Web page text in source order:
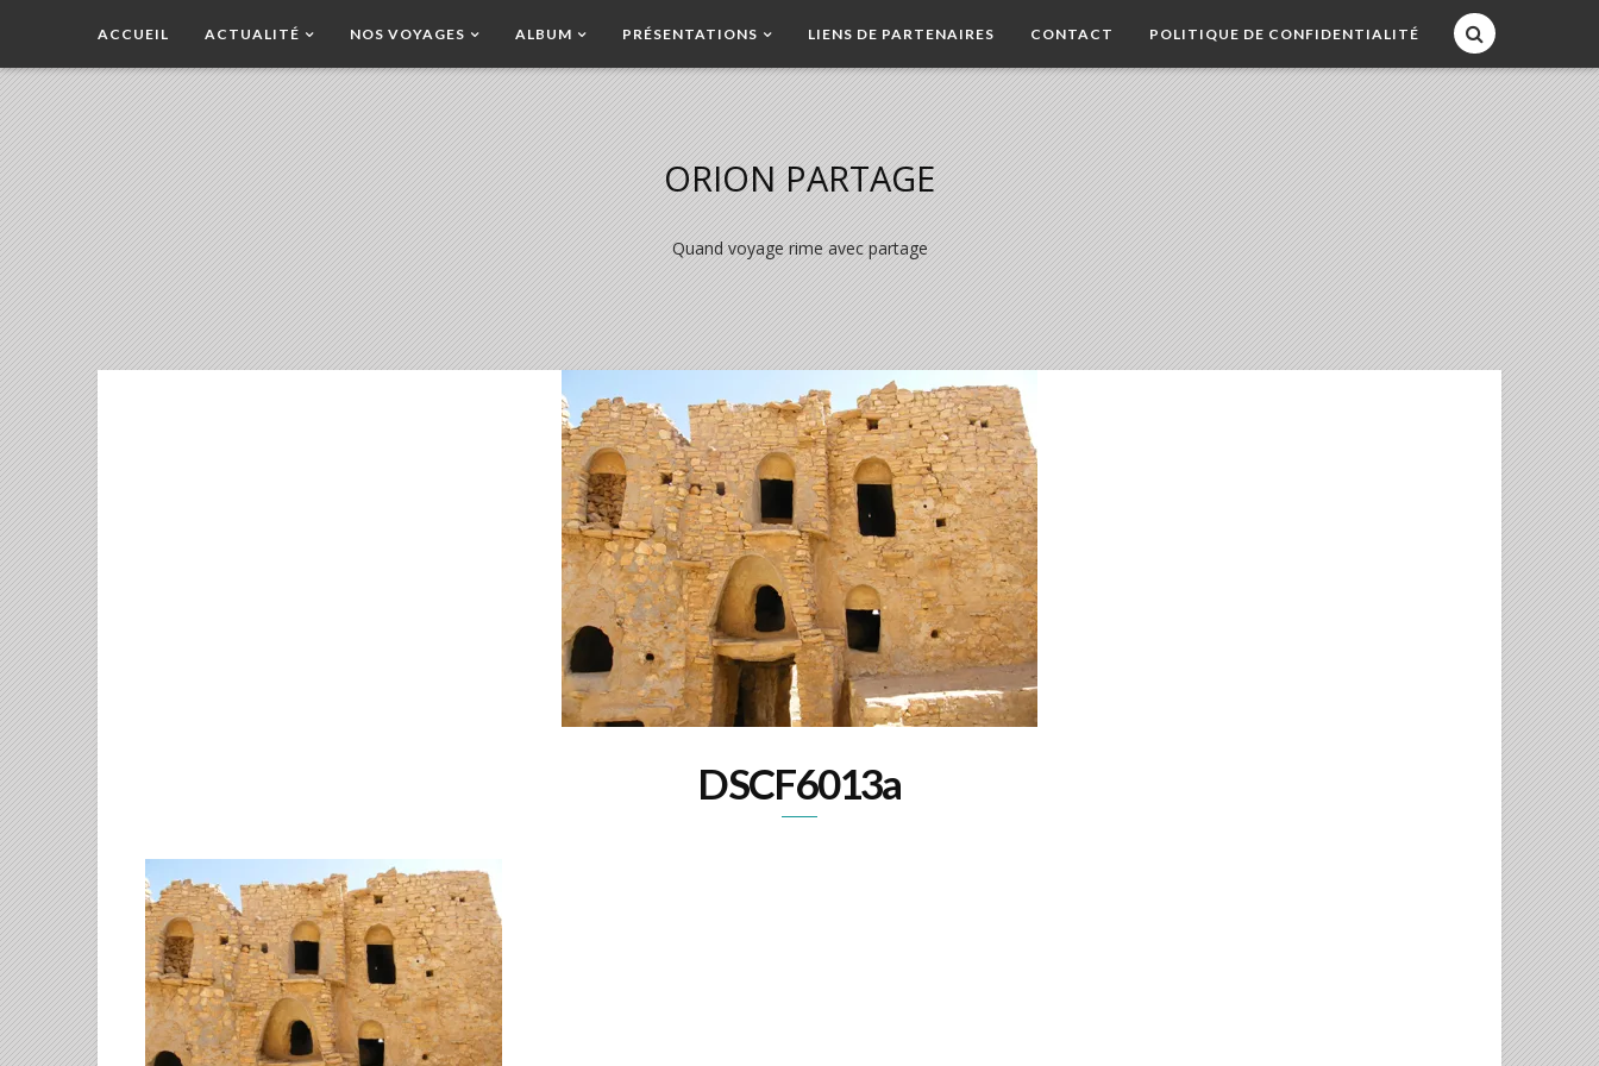
ACCUEIL ACTUALITÉ NOS VOYAGES ALBUM PRÉSENTATIONS LIENS DE PARTENAIRES CONTACT POLITIQUE DE CONFIDENTIALITÉ
ORION PARTAGE
Quand voyage rime avec partage
DSCF6013a